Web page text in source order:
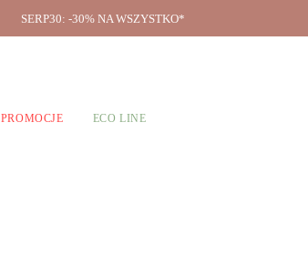
SERP30: -30% NA WSZYSTKO*
PROMOCJE ECO LINE